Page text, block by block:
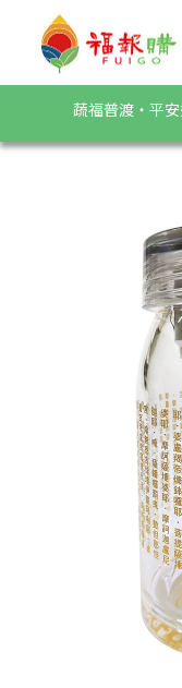
《弘麒》大悲咒玻璃
蔬福普渡・平